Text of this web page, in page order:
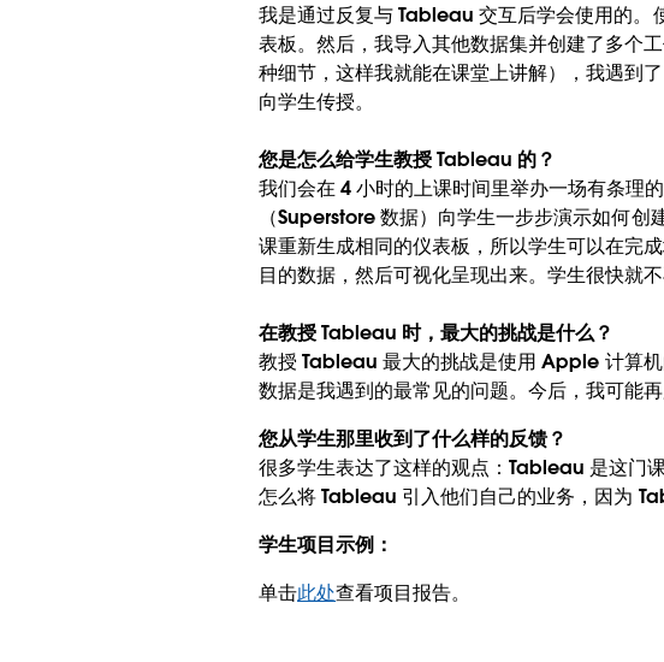
我是通过反复与 Tableau 交互后学会使用的。
表板。然后，我导入其他数据集并创建了多个
种细节，这样我就能在课堂上讲解），我遇到
向学生传授。
您是怎么给学生教授 Tableau 的？
我们会在 4 小时的上课时间里举办一场有条理
（Superstore 数据）向学生一步步演示如何
课重新生成相同的仪表板，所以学生可以在完
目的数据，然后可视化呈现出来。学生很快就
在教授 Tableau 时，最大的挑战是什么？
教授 Tableau 最大的挑战是使用 Apple 计算
数据是我遇到的最常见的问题。今后，我可能
您从学生那里收到了什么样的反馈？
很多学生表达了这样的观点：Tableau 是这门
怎么将 Tableau 引入他们自己的业务，因为
学生项目示例：
单击此处查看项目报告。